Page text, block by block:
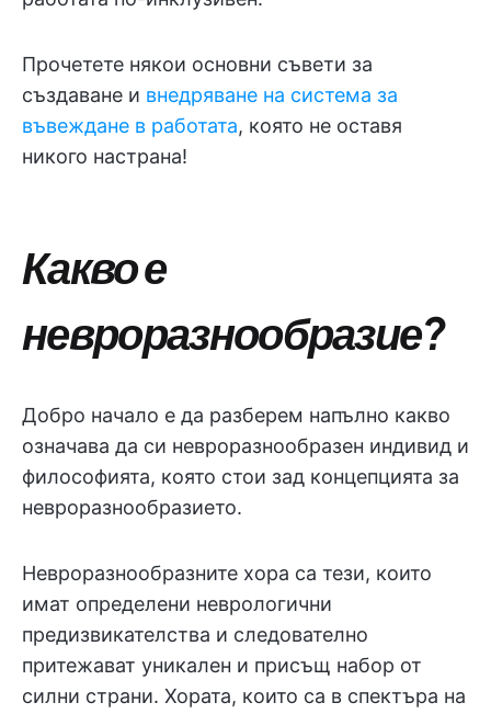
Прочетете някои основни съвети за
създаване и внедряване на система за
въвеждане в работата, която не оставя
никого настрана!
Какво е
невроразнообразие?
Добро начало е да разберем напълно какво
означава да си невроразнообразен индивид и
философията, която стои зад концепцията за
невроразнообразието.
Невроразнообразните хора са тези, които
имат определени неврологични
предизвикателства и следователно
притежават уникален и присъщ набор от
силни страни. Хората, които са в спектъра на